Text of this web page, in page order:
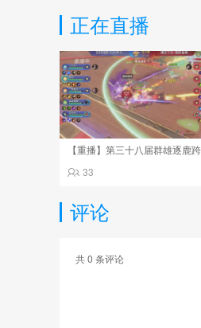
正在直播
33
评论
共0 条评论